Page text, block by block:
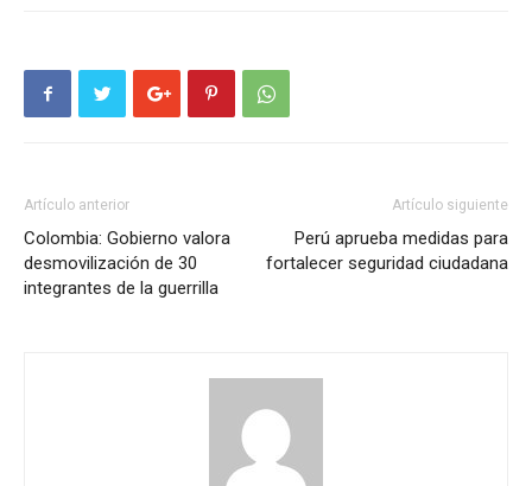
Artículo anterior
Colombia: Gobierno valora
desmovilización de 30
integrantes de la guerrilla
Artículo siguiente
Perú aprueba medidas para
fortalecer seguridad ciudadana